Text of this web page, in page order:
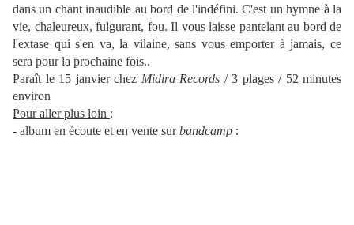
dans un chant inaudible au bord de l'indéfini. C'est un hymne à la
vie, chaleureux, fulgurant, fou. Il vous laisse pantelant au bord de
l'extase qui s'en va, la vilaine, sans vous emporter à jamais, ce
sera pour la prochaine fois..
Paraît le 15 janvier chez Midira Records / 3 plages / 52 minutes
environ
Pour aller plus loin :
- album en écoute et en vente surbandcamp :